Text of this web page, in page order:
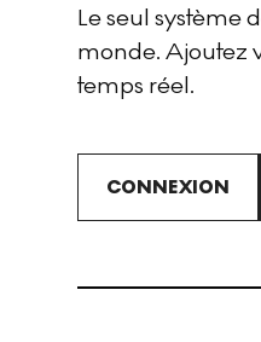
Le seul système
monde. Ajoutez
temps réel.
CONNEXION